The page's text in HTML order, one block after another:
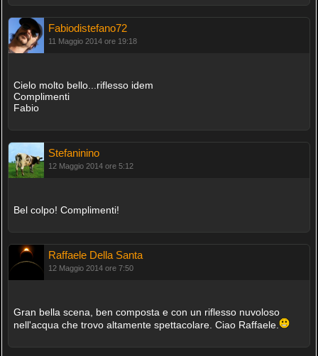
Fabiodistefano72
11 Maggio 2014 ore 19:18
Cielo molto bello...riflesso idem
Complimenti
Fabio
Stefaninino
12 Maggio 2014 ore 5:12
Bel colpo! Complimenti!
Raffaele Della Santa
12 Maggio 2014 ore 7:50
Gran bella scena, ben composta e con un riflesso nuvoloso
nell'acqua che trovo altamente spettacolare. Ciao Raffaele.